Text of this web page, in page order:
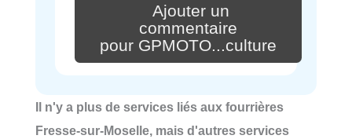
Ajouter un
commentaire
pour GPMOTO...culture
Il n'y a plus de services liés aux fourrières
Fresse-sur-Moselle, mais d'autres services